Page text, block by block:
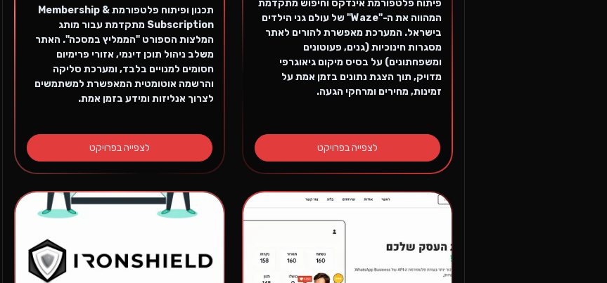
פיתוח פלטפורמת אינדקס וחיפוש מתקדמת
המהווה את ה-"Waze" של עולם גני הילדים
בישראל. המערכת מאפשרת להורים לאתר
מסגרות חינוכיות (גנים, פעוטונים
ומשפחתונים) על בסיס מיקום גיאוגרפי
מדויק, תוך הצגת נתונים בזמן אמת על
זמינות, מחירים ומרחקי הגעה.
לצפייה בפרויקט
תכנון ופיתוח פלטפורמת Membership &
Subscription מתקדמת עבור מותג
המלצות הספורט "הממליץ במסכה". האתר
משלב ניהול תוכן דינמי, אזורי פרימיום
חסומים למנויים בלבד, ומערכת סליקה
והרשמה אוטומטית המאפשרת למשתמשים
לצרוך אנליזות ומידע בזמן אמת.
לצפייה בפרויקט